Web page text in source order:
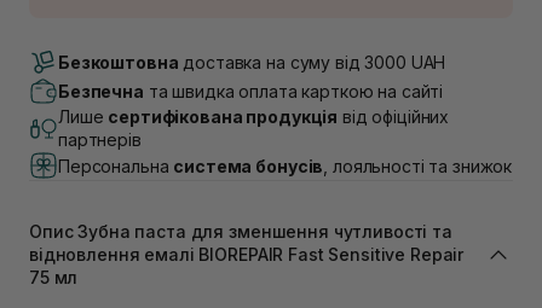
В наявності
Самовивіз м. Луцьк, вул. Винниченка 4
В наявності
Самовивіз м. Львів, вул. Академіка Підстригача, 1В
(Duck’s Lake)
В наявності
В наявності
Самовивіз м. Львів, вул. Степана Бандери 45
Безкоштовна доставка на суму від 3000 UAH
Безпечна та швидка оплата карткою на сайті
Лише сертифікована продукція від офіційних
партнерів
Персональна система бонусів , лояльності та знижок
Опис Зубна паста для зменшення чутливості та
відновлення емалі BIOREPAIR Fast Sensitive Repair
75 мл